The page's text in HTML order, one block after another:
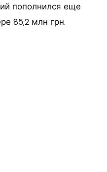
пополнился еще
85,2 млн грн.